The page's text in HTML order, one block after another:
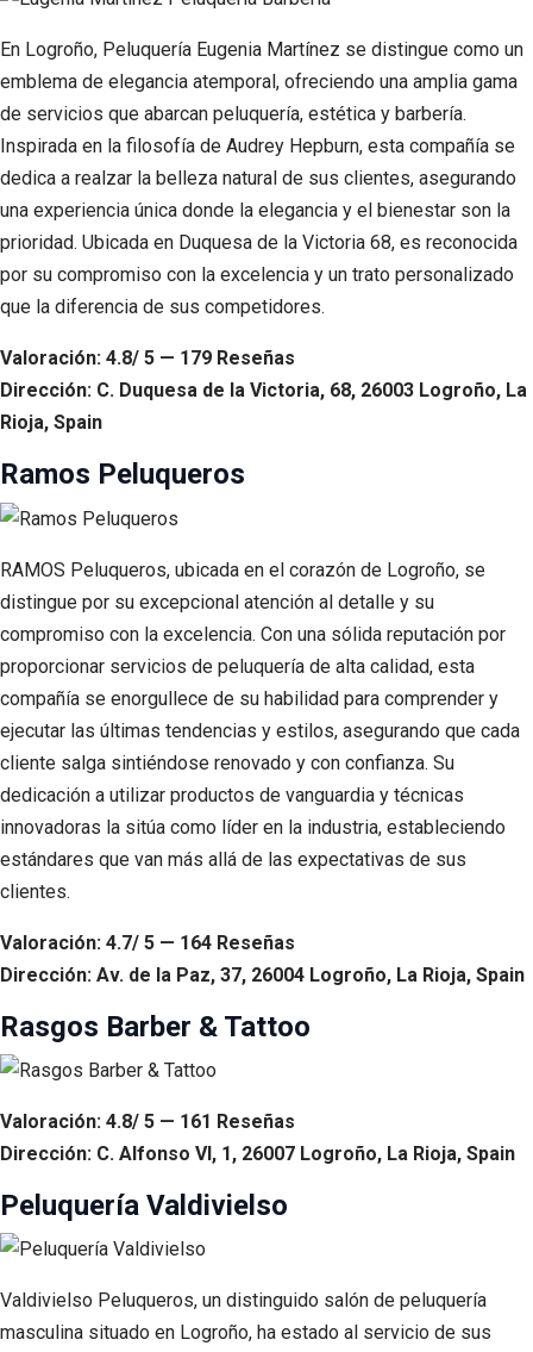
En Logroño, Peluquería Eugenia Martínez se distingue como un
emblema de elegancia atemporal, ofreciendo una amplia gama
de servicios que abarcan peluquería, estética y barbería.
Inspirada en la filosofía de Audrey Hepburn, esta compañía se
dedica a realzar la belleza natural de sus clientes, asegurando
una experiencia única donde la elegancia y el bienestar son la
prioridad. Ubicada en Duquesa de la Victoria 68, es reconocida
por su compromiso con la excelencia y un trato personalizado
que la diferencia de sus competidores.
Valoración: 4.8/ 5 — 179 Reseñas
Dirección: C. Duquesa de la Victoria, 68, 26003 Logroño, La
Rioja, Spain
Ramos Peluqueros
RAMOS Peluqueros, ubicada en el corazón de Logroño, se
distingue por su excepcional atención al detalle y su
compromiso con la excelencia. Con una sólida reputación por
proporcionar servicios de peluquería de alta calidad, esta
compañía se enorgullece de su habilidad para comprender y
ejecutar las últimas tendencias y estilos, asegurando que cada
cliente salga sintiéndose renovado y con confianza. Su
dedicación a utilizar productos de vanguardia y técnicas
innovadoras la sitúa como líder en la industria, estableciendo
estándares que van más allá de las expectativas de sus
clientes.
Valoración: 4.7/ 5 — 164 Reseñas
Dirección: Av. de la Paz, 37, 26004 Logroño, La Rioja, Spain
Rasgos Barber & Tattoo
Valoración: 4.8/ 5 — 161 Reseñas
Dirección: C. Alfonso VI, 1, 26007 Logroño, La Rioja, Spain
Peluquería Valdivielso
Valdivielso Peluqueros, un distinguido salón de peluquería
masculina situado en Logroño, ha estado al servicio de sus